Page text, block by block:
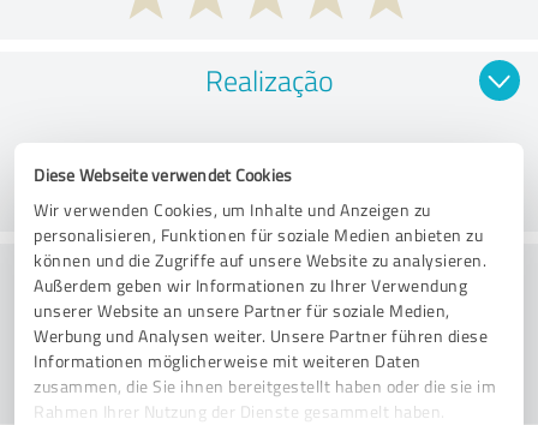
Diese Webseite verwendet Cookies
Wir verwenden Cookies, um Inhalte und Anzeigen zu
personalisieren, Funktionen für soziale Medien anbieten zu
können und die Zugriffe auf unsere Website zu analysieren.
Außerdem geben wir Informationen zu Ihrer Verwendung
unserer Website an unsere Partner für soziale Medien,
Werbung und Analysen weiter. Unsere Partner führen diese
Informationen möglicherweise mit weiteren Daten
zusammen, die Sie ihnen bereitgestellt haben oder die sie im
Rahmen Ihrer Nutzung der Dienste gesammelt haben.
Realização
Consultoria